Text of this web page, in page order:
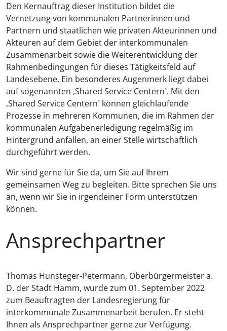
Den Kernauftrag dieser Institution bildet die
Vernetzung von kommunalen Partnerinnen und
Partnern und staatlichen wie privaten Akteurinnen und
Akteuren auf dem Gebiet der interkommunalen
Zusammenarbeit sowie die Weiterentwicklung der
Rahmenbedingungen für dieses Tätigkeitsfeld auf
Landesebene. Ein besonderes Augenmerk liegt dabei
auf sogenannten ,Shared Service Centern´. Mit den
,Shared Service Centern´ können gleichlaufende
Prozesse in mehreren Kommunen, die im Rahmen der
kommunalen Aufgabenerledigung regelmäßig im
Hintergrund anfallen, an einer Stelle wirtschaftlich
durchgeführt werden.
Wir sind gerne für Sie da, um Sie auf Ihrem
gemeinsamen Weg zu begleiten. Bitte sprechen Sie uns
an, wenn wir Sie in irgendeiner Form unterstützen
können.
Ansprechpartner
Thomas Hunsteger-Petermann, Oberbürgermeister a.
D. der Stadt Hamm, wurde zum 01. September 2022
zum Beauftragten der Landesregierung für
interkommunale Zusammenarbeit berufen. Er steht
Ihnen als Ansprechpartner gerne zur Verfügung.